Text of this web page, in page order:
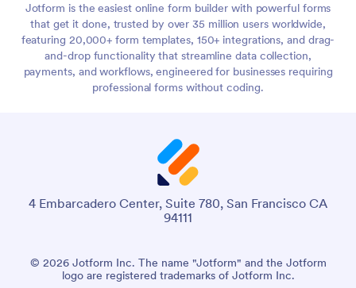
Jotform is the easiest online form builder with powerful forms
that get it done, trusted by over 35 million users worldwide,
featuring 20,000+ form templates, 150+ integrations, and drag-
and-drop functionality that streamline data collection,
payments, and workflows, engineered for businesses requiring
professional forms without coding.
4 Embarcadero Center, Suite 780, San Francisco CA
94111
© 2026 Jotform Inc. The name "Jotform" and the Jotform
logo are registered trademarks of Jotform Inc.